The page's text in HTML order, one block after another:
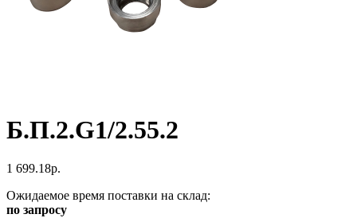
Б.П.2.G1/2.55.2
1 699.18р.
Ожидаемое время поставки на склад:
по запросу